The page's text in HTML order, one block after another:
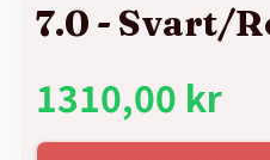
7.0 - Svart/
1310,00 kr